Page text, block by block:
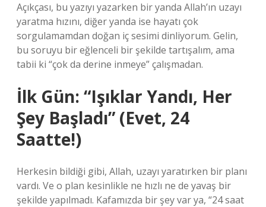
Açıkçası, bu yazıyı yazarken bir yanda Allah’ın uzayı
yaratma hızını, diğer yanda ise hayatı çok
sorgulamamdan doğan iç sesimi dinliyorum. Gelin,
bu soruyu bir eğlenceli bir şekilde tartışalım, ama
tabii ki “çok da derine inmeye” çalışmadan.
İlk Gün: “Işıklar Yandı, Her
Şey Başladı” (Evet, 24
Saatte!)
Herkesin bildiği gibi, Allah, uzayı yaratırken bir planı
vardı. Ve o plan kesinlikle ne hızlı ne de yavaş bir
şekilde yapılmadı. Kafamızda bir şey var ya, “24 saat